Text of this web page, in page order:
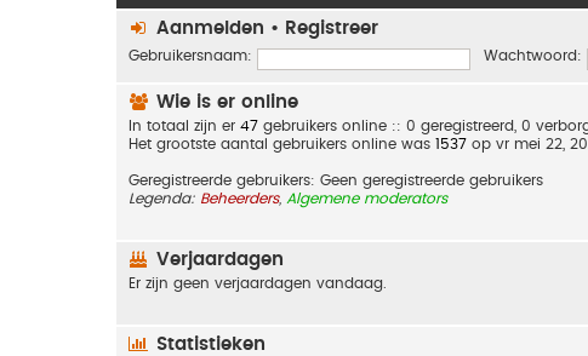
Aanmelden • Registreer
Gebruikersnaam: Wachtwoord:
Wie is er online
In totaal zijn er 47 gebruikers online :: 0 geregistreerd, 0
Het grootste aantal gebruikers online was 1537 op vr mei 22,
Geregistreerde gebruikers: Geen geregistreerde gebruikers
Legenda: Beheerders, Algemene moderators
Verjaardagen
Er zijn geen verjaardagen vandaag.
Statistieken